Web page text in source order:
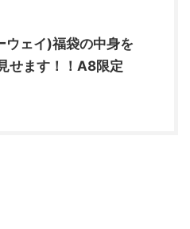
ウェイ)福袋の中身を
せます！！A8限定